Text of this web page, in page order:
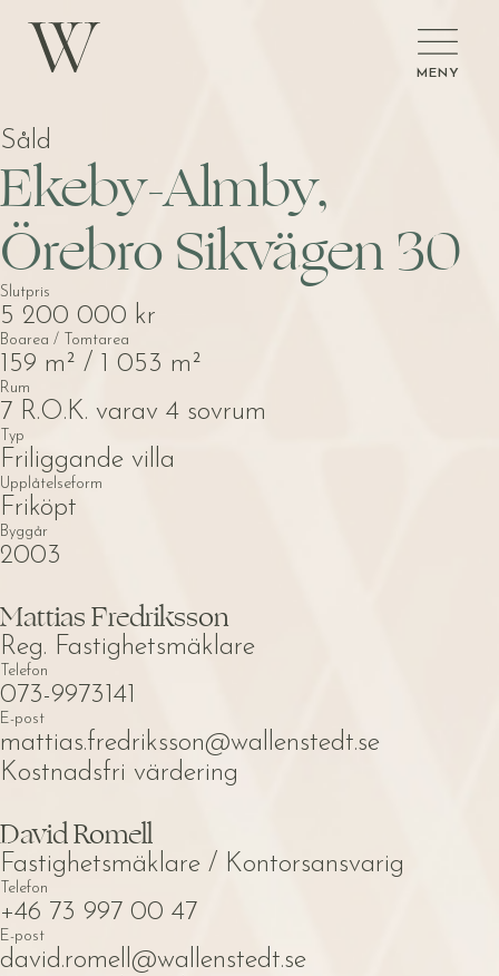
MENY
Såld
Ekeby-Almby,
Örebro Sikvägen 30
Slutpris
5 200 000 kr
Boarea / Tomtarea
159 m² / 1 053 m²
Rum
7 R.O.K. varav 4 sovrum
Typ
Friliggande villa
Upplåtelseform
Friköpt
Byggår
2003
Mattias Fredriksson
Reg. Fastighetsmäklare
Telefon
073-9973141
E-post
mattias.fredriksson@wallenstedt.se
Kostnadsfri värdering
David Romell
Fastighetsmäklare / Kontorsansvarig
Telefon
+46 73 997 00 47
E-post
david.romell@wallenstedt.se